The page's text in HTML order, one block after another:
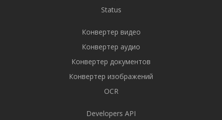
Status
Конвертер видео
Конвертер аудио
Конвертер документов
Конвертер изображений
OCR
Developers API